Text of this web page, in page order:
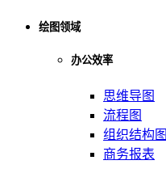
绘图领域
办公效率
思维导图
流程图
组织结构图
商务报表